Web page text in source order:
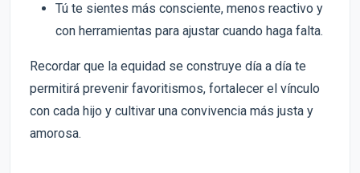
Tú te sientes más consciente, menos reactivo y
con herramientas para ajustar cuando haga falta.
Recordar que la equidad se construye día a día te
permitirá prevenir favoritismos, fortalecer el vínculo
con cada hijo y cultivar una convivencia más justa y
amorosa.